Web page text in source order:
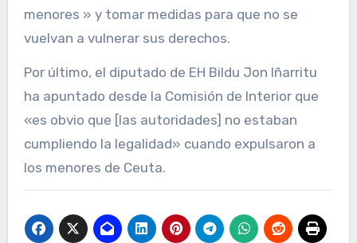
menores » y tomar medidas para que no se
vuelvan a vulnerar sus derechos.
Por último, el diputado de EH Bildu Jon Iñarritu
ha apuntado desde la Comisión de Interior que
«es obvio que [las autoridades] no estaban
cumpliendo la legalidad» cuando expulsaron a
los menores de Ceuta.